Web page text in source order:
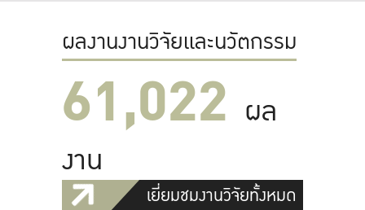
ผลงานงานวิจัยและนวัตกรรม
61,022 ผล
งาน
เยี่ยมชมงานวิจัยทั้งหมด